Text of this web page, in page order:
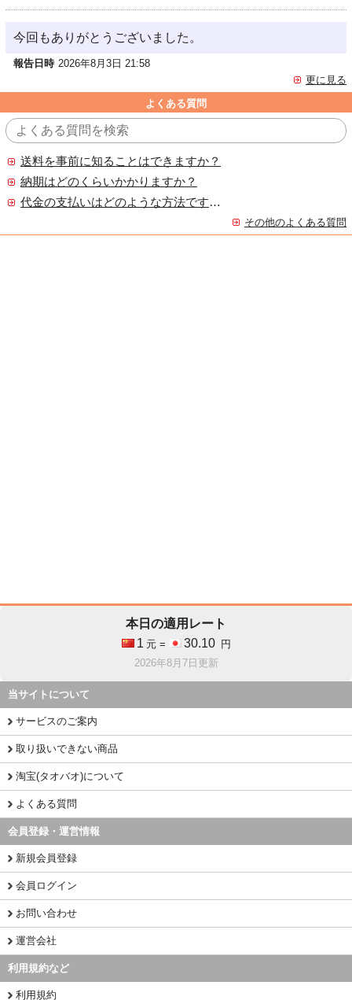
今回もありがとうございました。
報告日時 2026年8月3日 21:58
更に見る
よくある質問
送料を事前に知ることはできますか？
納期はどのくらいかかりますか？
代金の支払いはどのような方法ですか？
その他のよくある質問
本日の適用レート
1 元 = 30.10
円
2026年8月7日更新
当サイトについて
サービスのご案内
取り扱いできない商品
淘宝(タオバオ)について
よくある質問
会員登録・運営情報
新規会員登録
会員ログイン
お問い合わせ
運営会社
利用規約など
利用規約